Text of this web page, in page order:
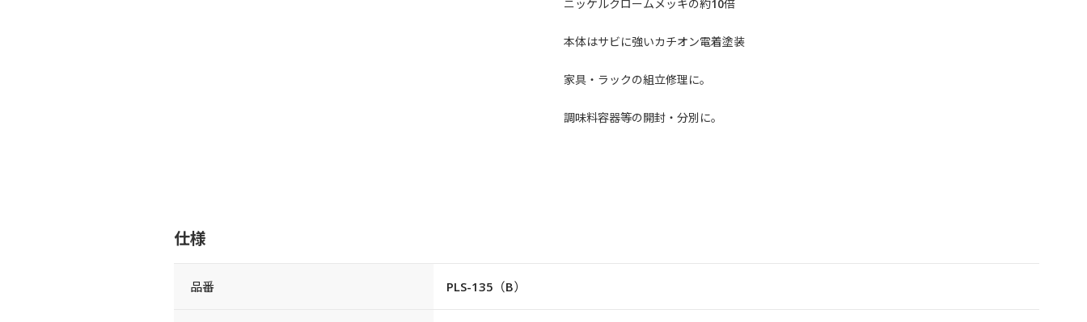
ニッケルクロームメッキの約10倍
本体はサビに強いカチオン電着塗装
家具・ラックの組立修理に。
調味料容器等の開封・分別に。
仕様
品番 PLS-135（B）